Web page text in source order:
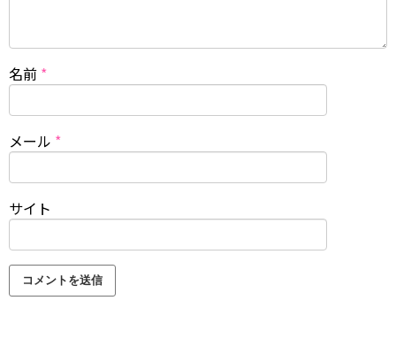
名前 *
メール *
サイト